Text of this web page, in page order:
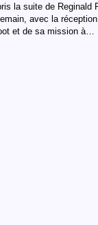
la suite de
avec la
et de sa mission à…